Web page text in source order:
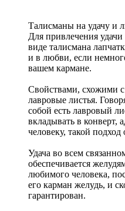
Талисманы на удачу и
Для привлечения
виде талисмана
и в любви, если
вашем кармане.
Свойствами, схожими
лавровые листья.
собой есть лавровый
вкладывать в
человеку, такой
Удача во всем
обеспечивается
любимого человека,
его карман желудь, и
гарантирован.